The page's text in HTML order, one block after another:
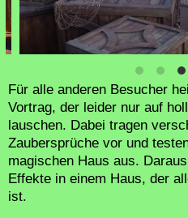
Für alle anderen Besucher
Vortrag, der leider nur auf
lauschen. Dabei tragen
Zaubersprüche vor und
magischen Haus aus.
Effekte in einem Haus, der
ist.